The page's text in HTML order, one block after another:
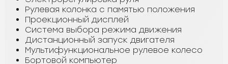
Рулевая колонка с памятью положения
Проекционный дисплей
Система выбора режима движения
Дистанционный запуск двигателя
Мультифункциональное рулевое колесо
Бортовой компьютер